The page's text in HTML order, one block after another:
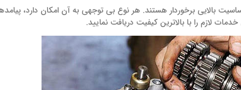
بالایی برخوردار هستند. هر نوع بی توجهی به آن امکان دارد،
لازم را با بالاترین کیفیت دریافت نمایید.